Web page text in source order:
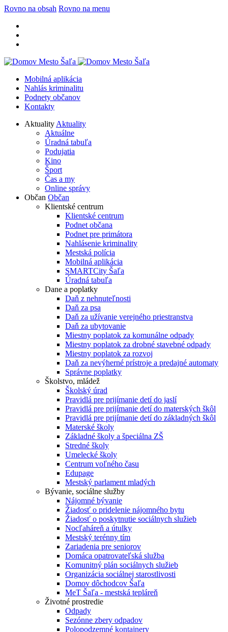
Rovno na obsah Rovno na menu
Mobilná aplikácia
Nahlás kriminalitu
Podnety občanov
Kontakty
Aktuality Aktuality
Aktuálne
Úradná tabuľa
Podujatia
Kino
Šport
Čas a my
Online správy
Občan Občan
Klientské centrum
Klientské centrum
Podnet občana
Podnet pre primátora
Nahlásenie kriminality
Mestská polícia
Mobilná aplikácia
SMARTCity Šaľa
Úradná tabuľa
Dane a poplatky
Daň z nehnuteľnosti
Daň za psa
Daň za užívanie verejného priestranstva
Daň za ubytovanie
Miestny poplatok za komunálne odpady
Miestny poplatok za drobné stavebné odpady
Miestny poplatok za rozvoj
Daň za nevýherné prístroje a predajné automaty
Správne poplatky
Školstvo, mládež
Školský úrad
Pravidlá pre prijímanie detí do jaslí
Pravidlá pre prijímanie detí do materských škôl
Pravidlá pre prijímanie detí do základných škôl
Materské školy
Základné školy a špeciálna ZŠ
Stredné školy
Umelecké školy
Centrum voľného času
Edupage
Mestský parlament mladých
Bývanie, sociálne služby
Nájomné bývanie
Žiadosť o pridelenie nájomného bytu
Žiadosť o poskytnutie sociálnych služieb
Nocľaháreň a útulky
Mestský terénny tím
Zariadenia pre seniorov
Domáca opatrovateľská služba
Komunitný plán sociálnych služieb
Organizácia sociálnej starostlivosti
Domov dôchodcov Šaľa
MeT Šaľa - mestská tepláreň
Životné prostredie
Odpady
Sezónne zbery odpadov
Polopodzemné kontajnery